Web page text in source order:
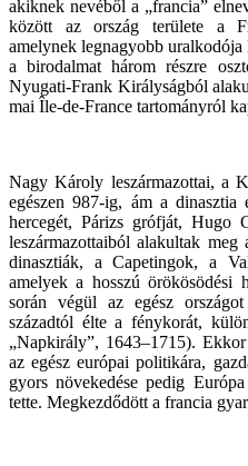
akiknek nevéből a „francia”
között az ország területe a
amelynek legnagyobb
a birodalmat három részre
Nyugati-Frank Királyságból
mai Île-de-France tartományról
Nagy Károly leszármazottai, a
egészen 987-ig, ám a
hercegét, Párizs grófját, Hugo
leszármazottaiból alakultak
dinasztiák, a Capetingok, a
amelyek a hosszú örökösödési
során végül az egész
századtól élte a fénykorát,
„Napkirály”, 1643–1715).
az egész európai politikára,
gyors növekedése pedig
tette. Megkezdődött a francia